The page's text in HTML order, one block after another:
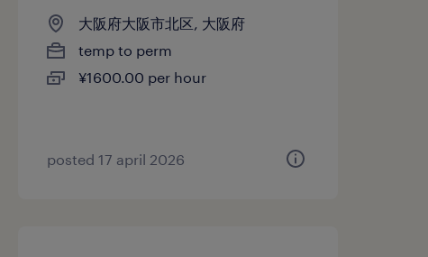
大阪府大阪市北区, 大阪府
temp to perm
¥1600.00 per hour
posted 17 april 2026